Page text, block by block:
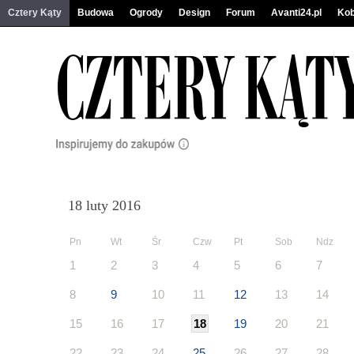
Cztery Kąty Budowa Ogrody Design Forum Avanti24.pl
18 luty 2016
Pn Wt Śr Czw Pt Sob Ndz
1 2 3 4 5 6 7
8 9 10 11 12 13 14
15 16 17 18 19 20 21